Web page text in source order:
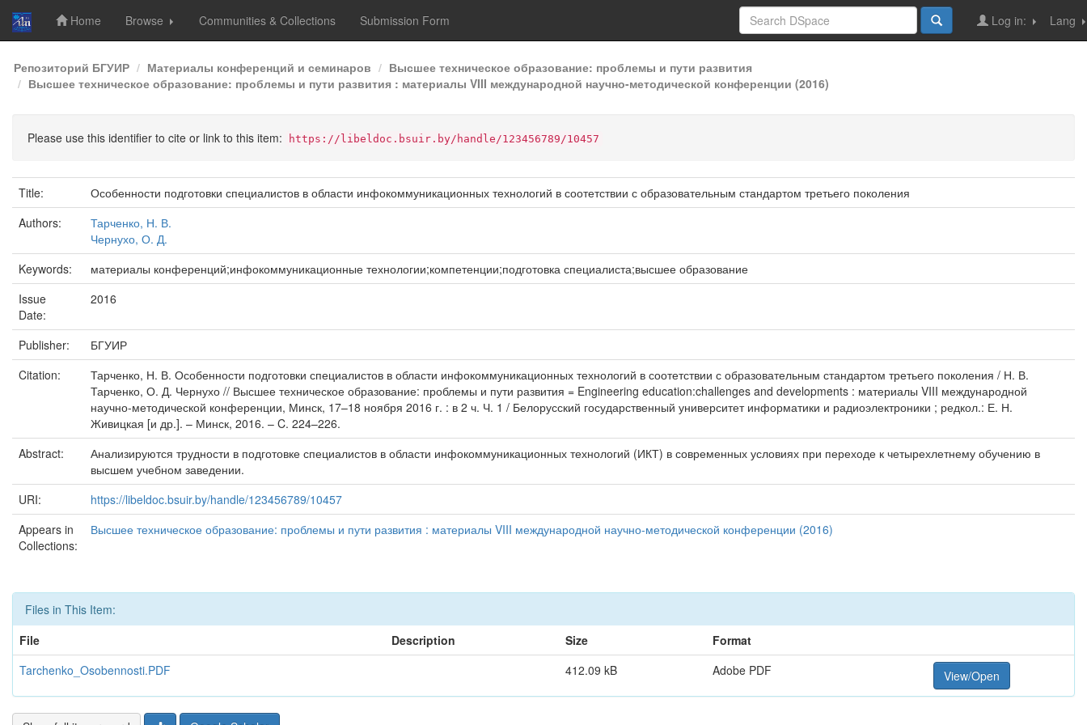
Skip
navigation
Home Browse Communities & Collections Submission Form Lang
Log in:
Репозиторий БГУИР Материалы конференций и семинаров
Высшее техническое образование: проблемы и пути развития
Высшее техническое образование: проблемы и пути развития : материалы VIII международной научно-методической конференции (2016)
Please use this identifier to cite or link to this item: https://libeldoc.bsuir.by/handle/123456789/10457
Title:
Особенности подготовки специалистов в области инфокоммуникационных технологий в соотетствии с образовательным стандартом третьего поколения
Authors:
Тарченко, Н. В.
Чернухо, О. Д.
Keywords:
материалы конференций;инфокоммуникационные технологии;компетенции;подготовка специалиста;высшее образование
Issue
Date:
2016
Publisher:
БГУИР
Citation:
Тарченко, Н. В. Особенности подготовки специалистов в области инфокоммуникационных технологий в соотетствии с образовательным стандартом третьего поколения / Н. В.
Тарченко, О. Д. Чернухо // Высшее техническое образование: проблемы и пути развития = Engineering education:challenges and developments : материалы VIII международной
научно-методической конференции, Минск, 17–18 ноября 2016 г. : в 2 ч. Ч. 1 / Белорусский государственный университет информатики и радиоэлектроники ; редкол.: Е. Н.
Живицкая [и др.]. – Минск, 2016. – C. 224–226.
Abstract:
Анализируются трудности в подготовке специалистов в области инфокоммуникационных технологий (ИКТ) в современных условиях при переходе к четырехлетнему обучению в
высшем учебном заведении.
URI:
https://libeldoc.bsuir.by/handle/123456789/10457
Appears in
Collections:
Высшее техническое образование: проблемы и пути развития : материалы VIII международной научно-методической конференции (2016)
Files in This Item:
File
Description Size
Format
Tarchenko_Osobennosti.PDF
412.09 kB Adobe PDF View/Open